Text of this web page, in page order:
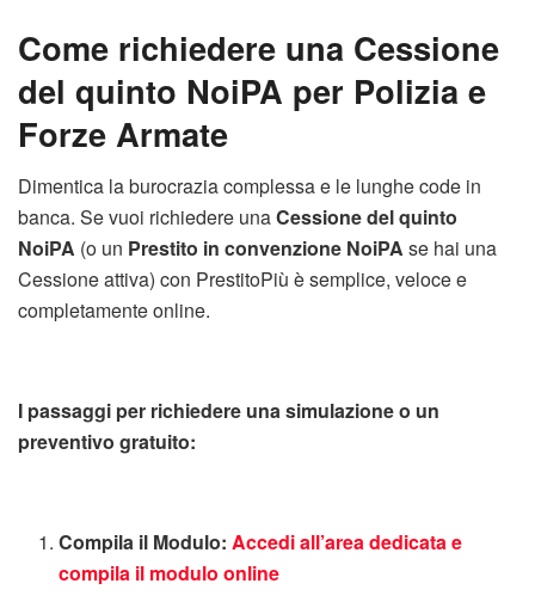
Come richiedere una Cessione
del quinto NoiPA per Polizia e
Forze Armate
Dimentica la burocrazia complessa e le lunghe code in
banca. Se vuoi richiedere unaCessione del quinto
NoiPA (o un Prestito in convenzione NoiPA se hai una
Cessione attiva) con PrestitoPiù è semplice, veloce e
completamente online.
I passaggi per richiedere una simulazione o un
preventivo gratuito:
Compila il Modulo: Accedi all’area dedicata e
compila il modulo online